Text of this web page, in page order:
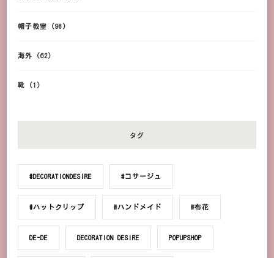
帽子教室 (98)
海外 (62)
靴 (1)
タグ
#DECORATIONDESIRE #コサージュ
#ハットクリップ #ハンドメイド #布花
DE-DE DECORATION DESIRE POPUPSHOP